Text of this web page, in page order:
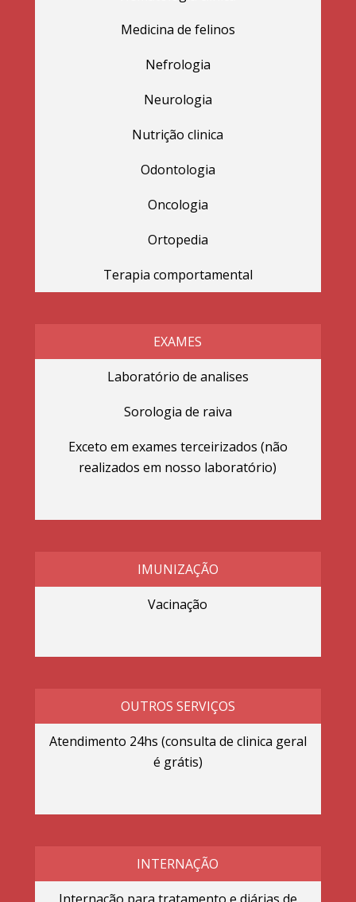
Medicina de felinos
Nefrologia
Neurologia
Nutrição clinica
Odontologia
Oncologia
Ortopedia
Terapia comportamental
EXAMES
Laboratório de analises
Sorologia de raiva
Exceto em exames terceirizados (não
realizados em nosso laboratório)
IMUNIZAÇÃO
Vacinação
OUTROS SERVIÇOS
Atendimento 24hs (consulta de clinica geral
é grátis)
INTERNAÇÃO
Internação para tratamento e diárias de